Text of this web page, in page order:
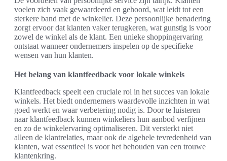
voelen zich vaak gewaardeerd en gehoord, wat leidt tot een
sterkere band met de winkelier. Deze persoonlijke benadering
zorgt ervoor dat klanten vaker terugkeren, wat gunstig is voor
zowel de winkel als de klant. Een unieke shoppingervaring
ontstaat wanneer ondernemers inspelen op de specifieke
wensen van hun klanten.
Het belang van klantfeedback voor lokale winkels
Klantfeedback speelt een cruciale rol in het succes van lokale
winkels. Het biedt ondernemers waardevolle inzichten in wat
goed werkt en waar verbetering nodig is. Door te luisteren
naar klantfeedback kunnen winkeliers hun aanbod verfijnen
en zo de winkelervaring optimaliseren. Dit versterkt niet
alleen de klantrelaties, maar ook de algehele tevredenheid van
klanten, wat essentieel is voor het behouden van een trouwe
klantenkring.